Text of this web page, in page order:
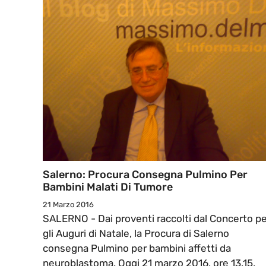
Salerno: Procura Consegna Pulmino Per
Bambini Malati Di Tumore
21 Marzo 2016
SALERNO - Dai proventi raccolti dal Concerto
gli Auguri di Natale, la Procura di Salerno
consegna Pulmino per bambini affetti da
neuroblastoma. Oggi 21 marzo 2016, ore 13.15,